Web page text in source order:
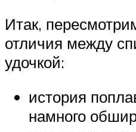
Итак,
отличия между
удочкой:
история
намного